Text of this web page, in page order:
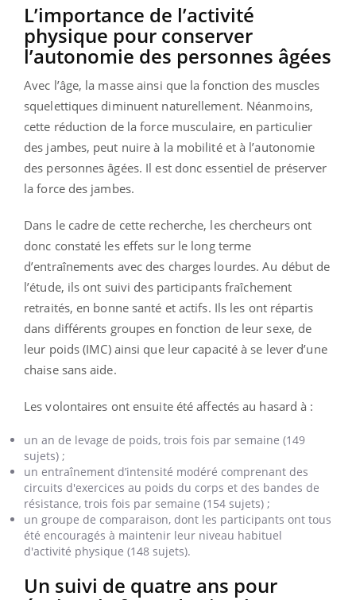
L’importance de l’activité
physique pour conserver
l’autonomie des personnes âgées
Avec l’âge, la masse ainsi que la fonction des muscles
squelettiques diminuent naturellement. Néanmoins,
cette réduction de la force musculaire, en particulier
des jambes, peut nuire à la mobilité et à l’autonomie
des personnes âgées. Il est donc essentiel de préserver
la force des jambes.
Dans le cadre de cette recherche, les chercheurs ont
donc constaté les effets sur le long terme
d’entraînements avec des charges lourdes. Au début de
l’étude, ils ont suivi des participants fraîchement
retraités, en bonne santé et actifs. Ils les ont répartis
dans différents groupes en fonction de leur sexe, de
leur poids (IMC) ainsi que leur capacité à se lever d’une
chaise sans aide.
Les volontaires ont ensuite été affectés au hasard à :
un an de levage de poids, trois fois par semaine (149
sujets) ;
un entraînement d’intensité modéré comprenant des
circuits d'exercices au poids du corps et des bandes de
résistance, trois fois par semaine (154 sujets) ;
un groupe de comparaison, dont les participants ont tous
été encouragés à maintenir leur niveau habituel
d'activité physique (148 sujets).
Un suivi de quatre ans pour